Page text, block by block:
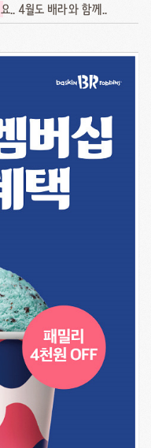
요.. 4월도 배라와 함께..